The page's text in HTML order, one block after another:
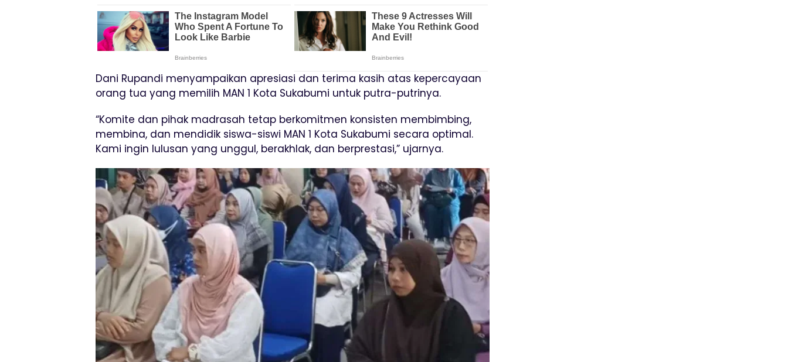
Dani Rupandi menyampaikan apresiasi dan terima kasih atas kepercayaan
orang tua yang memilih MAN 1 Kota Sukabumi untuk putra-putrinya.
“Komite dan pihak madrasah tetap berkomitmen konsisten membimbing,
membina, dan mendidik siswa-siswi MAN 1 Kota Sukabumi secara optimal.
Kami ingin lulusan yang unggul, berakhlak, dan berprestasi,” ujarnya.